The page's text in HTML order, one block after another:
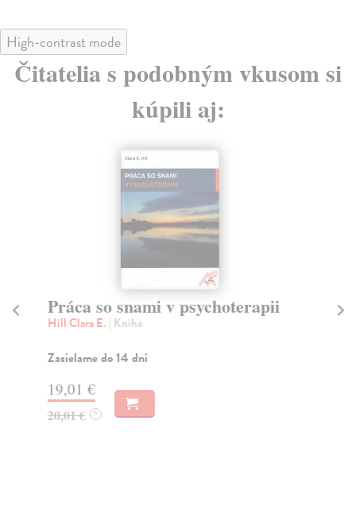
High-contrast mode
Čitatelia s podobným vkusom si
kúpili aj:
Práca so snami v psychoterapii
Hill Clara E. | Kniha
Zasielame do 14 dní
19,01 €
20,01 € ?